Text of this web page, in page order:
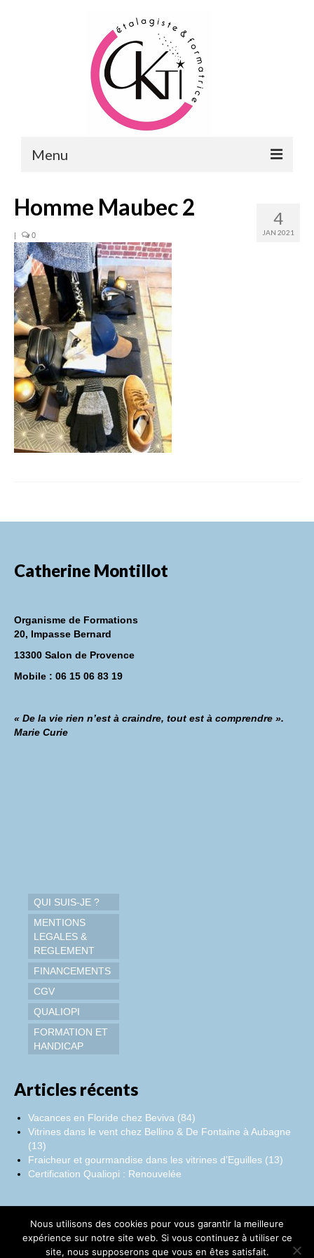
Menu
FORMATIONS DU POINT DE VENTE
MERCHANDISING & VITRINES
FORMATIONS RH
FORMATIONS DE FORMATEURS
CONSEILS & PRESTATIONS
REALISATIONS
CONTACT
4
JAN 2021
Homme Maubec 2
| 0
Catherine Montillot
Organisme de Formations
20, Impasse Bernard
13300 Salon de Provence
Mobile : 06 15 06 83 19
« De la vie rien n’est à craindre, tout est à comprendre ».
Marie Curie
QUI SUIS-JE ?
MENTIONS
LEGALES &
REGLEMENT
FINANCEMENTS
CGV
QUALIOPI
FORMATION ET
HANDICAP
Articles récents
Vacances en Floride chez Beviva (84)
Vitrines dans le vent chez Bellino & De Fontaine à Aubagne
(13)
Fraicheur et gourmandise dans les vitrines d’Eguilles (13)
Certification Qualiopi : Renouvelée
Facebook
Instagram
LinkedIn
Nous utilisons des cookies pour vous garantir la meilleure
expérience sur notre site web. Si vous continuez à utiliser ce
site, nous supposerons que vous en êtes satisfait.